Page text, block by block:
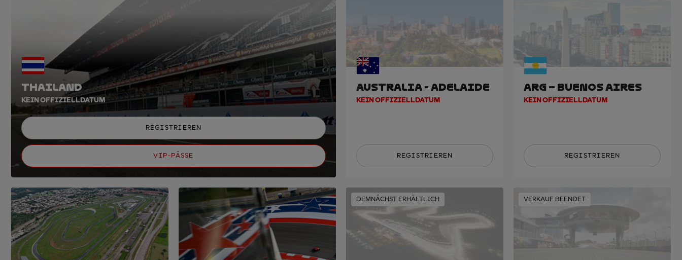
THAILAND
KEIN OFFIZIELLDATUM
REGISTRIEREN
VIP-PÄSSE
AUSTRALIA - ADELAIDE
KEIN OFFIZIELLDATUM
REGISTRIEREN
ARG – BUENOS AIRES
KEIN OFFIZIELLDATUM
REGISTRIEREN
DEMNÄCHST ERHÄLTLICH VERKAUF BEENDET